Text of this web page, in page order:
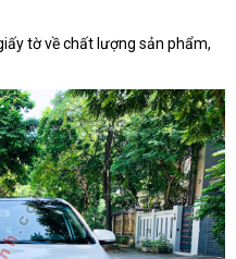
tờ về chất lượng sản phẩm,